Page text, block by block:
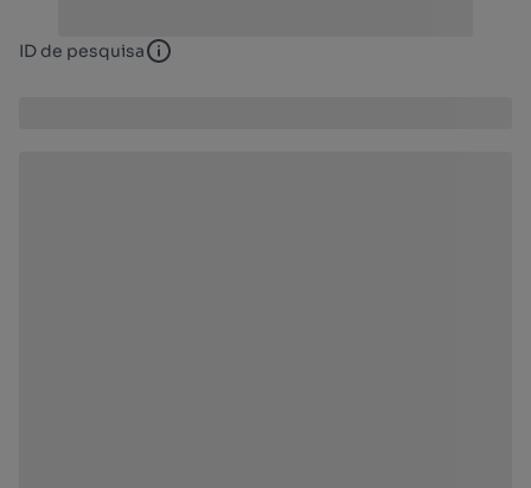
ID de pesquisa ID de pesquisa